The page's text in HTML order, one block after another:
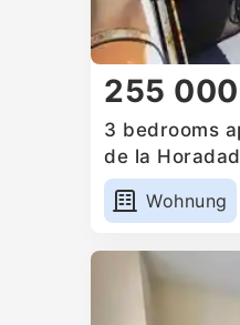
255
3 bedrooms
de la
Wohnung